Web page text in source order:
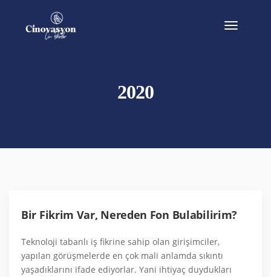
2020
Bir Fikrim Var, Nereden Fon Bulabilirim?
Teknoloji tabanlı iş fikrine sahip olan girişimciler,
yapılan görüşmelerde en çok mali anlamda sıkıntı
yaşadıklarını ifade ediyorlar. Yani ihtiyaç duydukları